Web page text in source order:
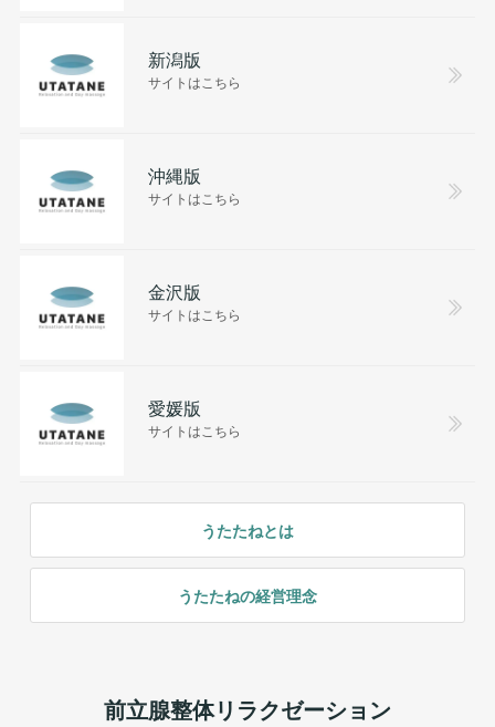
新潟版
サイトはこちら
沖縄版
サイトはこちら
金沢版
サイトはこちら
愛媛版
サイトはこちら
うたたねとは
うたたねの経営理念
前立腺整体リラクゼーション